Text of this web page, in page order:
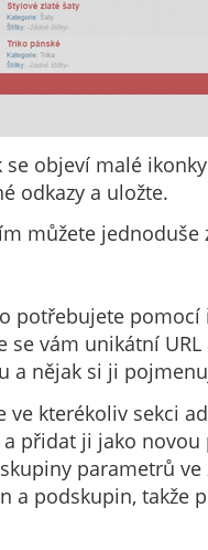
objeví malé
odkazy a uložte.
můžete
potřebujete pomocí
vám unikátní
a nějak si ji
ve kterékoliv sekci
přidat ji jako
parametrů ve
a podskupin, takže